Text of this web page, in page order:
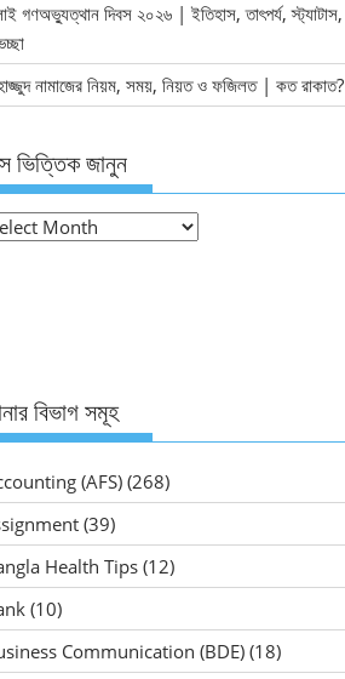
গণঅভ্যুত্থান দিবস ২০২৬ | ইতিহাস, তাৎপর্য, স্ট্যাটাস,
নামাজের নিয়ম, সময়, নিয়ত ও ফজিলত | কত রাকাত?
ভিত্তিক জানুন
বিভাগ সমূহ
(AFS)(268)
(39)
Health Tips(12)
(10)
Communication (BDE)(18)